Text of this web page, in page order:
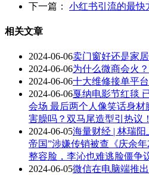
下一篇： 小红书引流的最快
相关文章
2024-06-06卖门窗好还是家
2024-06-06为什么微商会火
2024-06-06十大维修接单平
2024-06-06戛纳电影节红毯
会场 最后两个人像笑话身
害臊吗？双马尾造型引热议！
2024-06-05海量财经 | 林瑞
帝国”涉嫌传销被查《庆余
整容脸，李沁也难逃脸僵争
2024-06-05微信在电脑端推